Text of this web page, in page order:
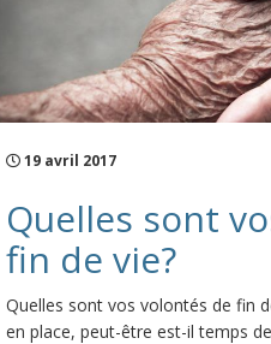
19 avril 2017
Quelles sont
fin de vie?
Quelles sont vos volontés de fin
en place, peut-être est-il temps